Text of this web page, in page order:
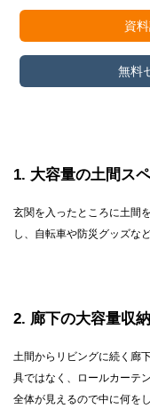
資
無料
1 大容量の土間ス
玄関を入ったところに土間
し、自転車や防災グッズな
2 廊下の大容量収
土間からリビングに続く廊
具ではなく、ロールカーテ
全体が見えるので中に何を